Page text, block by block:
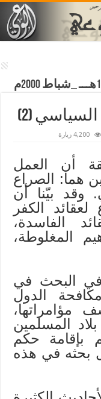
(2)
4,200 زيارة
أن العمل
هما: الصراع
وقد بيّنا أن
الكفر
الفاسدة،
المغلوطة،
البحث في
الدول
مؤامراتها،
المسلمين
بإقامة حكم
بحثه في هذه